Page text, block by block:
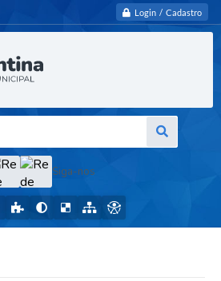
Login / Cadastro
Siga-nos